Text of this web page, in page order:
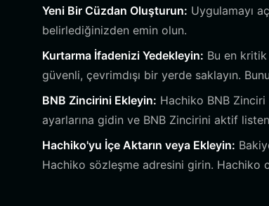
Yeni Bir Cüzdan Oluşturun: Uygulamayı
belirlediğinizden emin olun.
Kurtarma İfadenizi Yedekleyin: Bu en
güvenli, çevrimdışı bir yerde saklayın.
BNB Zincirini Ekleyin: Hachiko BNB
ayarlarına gidin ve BNB Zincirini aktif
Hachiko'yu İçe Aktarın veya Ekleyin:
Hachiko sözleşme adresini girin. Hachiko